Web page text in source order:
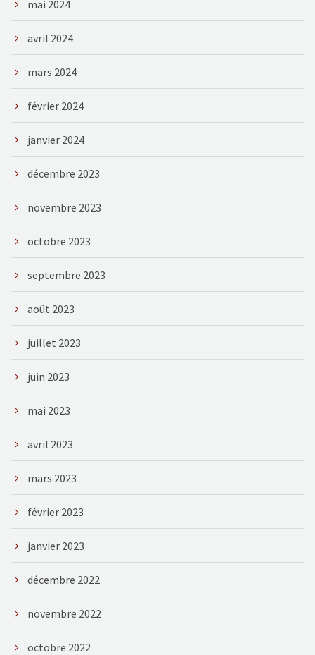
mai 2024
avril 2024
mars 2024
février 2024
janvier 2024
décembre 2023
novembre 2023
octobre 2023
septembre 2023
août 2023
juillet 2023
juin 2023
mai 2023
avril 2023
mars 2023
février 2023
janvier 2023
décembre 2022
novembre 2022
octobre 2022